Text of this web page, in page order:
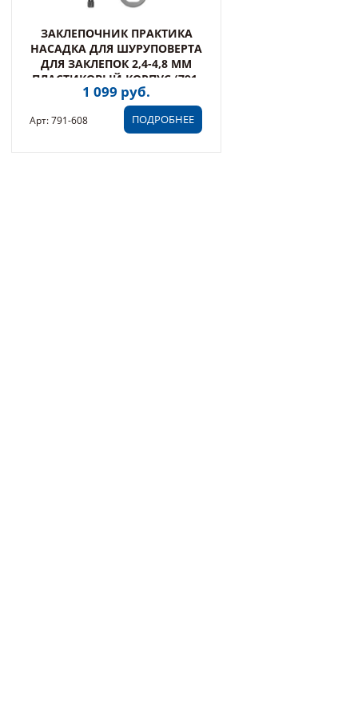
ЗАКЛЕПОЧНИК ПРАКТИКА
НАСАДКА ДЛЯ ШУРУПОВЕРТА
ДЛЯ ЗАКЛЕПОК 2,4-4,8 ММ
ПЛАСТИКОВЫЙ КОРПУС (791-
608)
1 099 руб.
ПОДРОБНЕЕ
Арт: 791-608